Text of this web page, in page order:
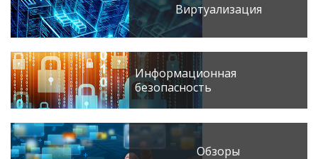
Виртуализация
Информационная
безопасность
Обзоры